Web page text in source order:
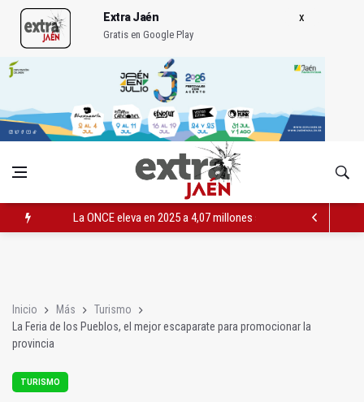
Extra Jaén
Gratis en Google Play
La ONCE eleva en 2025 a 4,07 millones su inversión social en
Inicio Más
Turismo
La Feria de los Pueblos, el mejor escaparate para promocionar la
provincia
TURISMO